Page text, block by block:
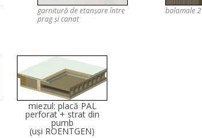
garnitură de etanşare între
prag şi canat
balamale
miezul: placă PAL
perforat + strat din
pumb
(uşi ROENTGEN)